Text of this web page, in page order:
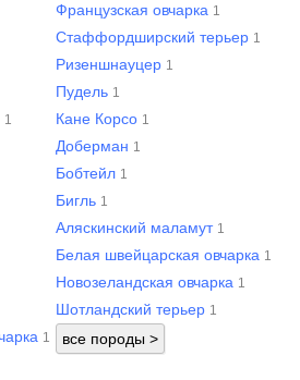
Французская овчарка 1
Стаффордширский терьер 1
Ризеншнауцер 1
Пудель 1
1 Кане Корсо 1
Доберман 1
Бобтейл 1
Бигль 1
Аляскинский маламут 1
Белая швейцарская овчарка 1
Новозеландская овчарка 1
Шотландский терьер 1
1